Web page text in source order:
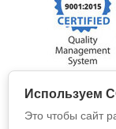
Используем
Это чтобы сайт